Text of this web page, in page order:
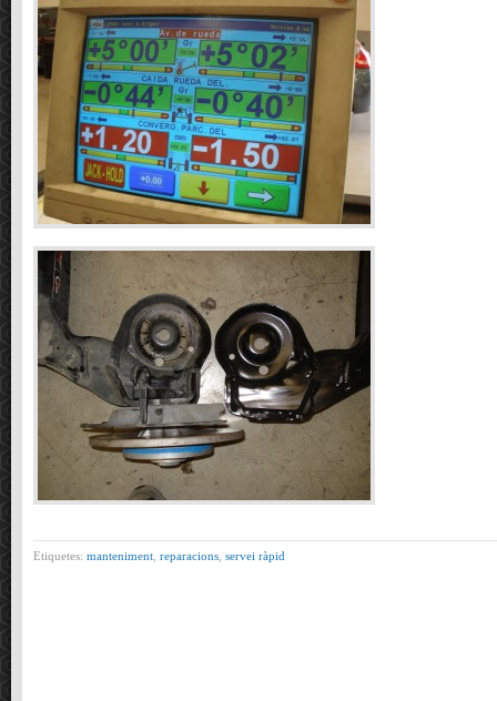
Etiquetes: manteniment reparacions servei ràpid